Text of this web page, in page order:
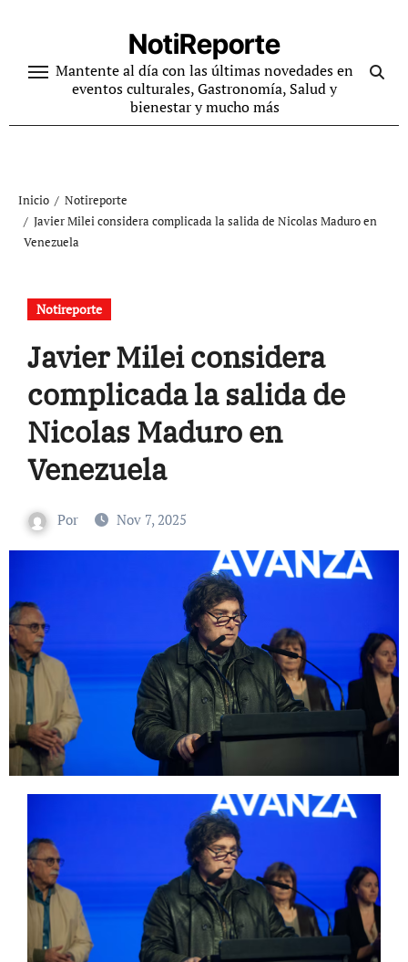
contenido
NotiReporte
Mantente al día con las últimas novedades en
eventos culturales, Gastronomía, Salud y
bienestar y mucho más
Inicio
Notireporte
Javier Milei considera complicada la salida de Nicolas Maduro en
Venezuela
Notireporte
Javier Milei considera
complicada la salida de
Nicolas Maduro en
Venezuela
Por Nov 7, 2025